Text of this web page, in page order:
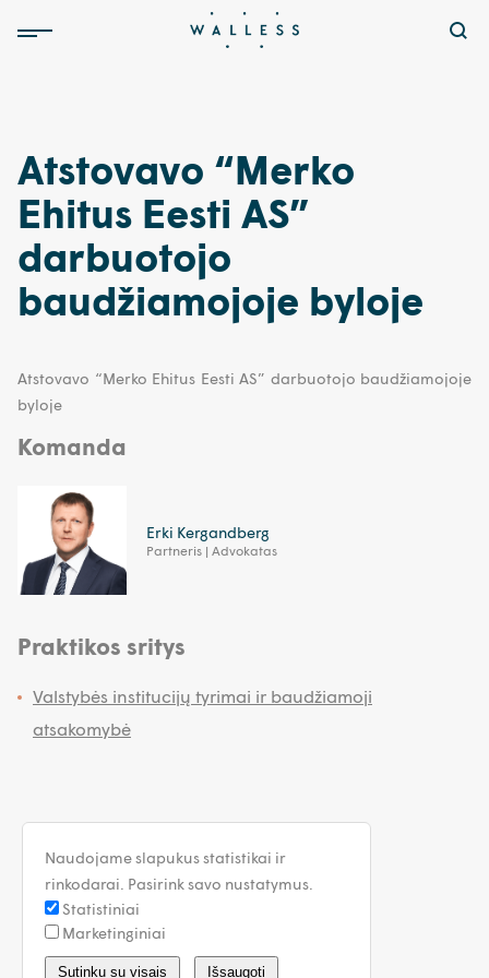
Atstovavo “Merko
Ehitus Eesti AS”
darbuotojo
baudžiamojoje byloje
Atstovavo “Merko Ehitus Eesti AS” darbuotojo baudžiamojoje
byloje
Komanda
Erki Kergandberg
Partneris | Advokatas
Praktikos sritys
Valstybės institucijų tyrimai ir baudžiamoji
atsakomybė
lithuania@walless.com
Naudojame slapukus statistikai ir
rinkodarai. Pasirink savo nustatymus.
Statistiniai
Marketinginiai
Sutinku su visais Išsaugoti